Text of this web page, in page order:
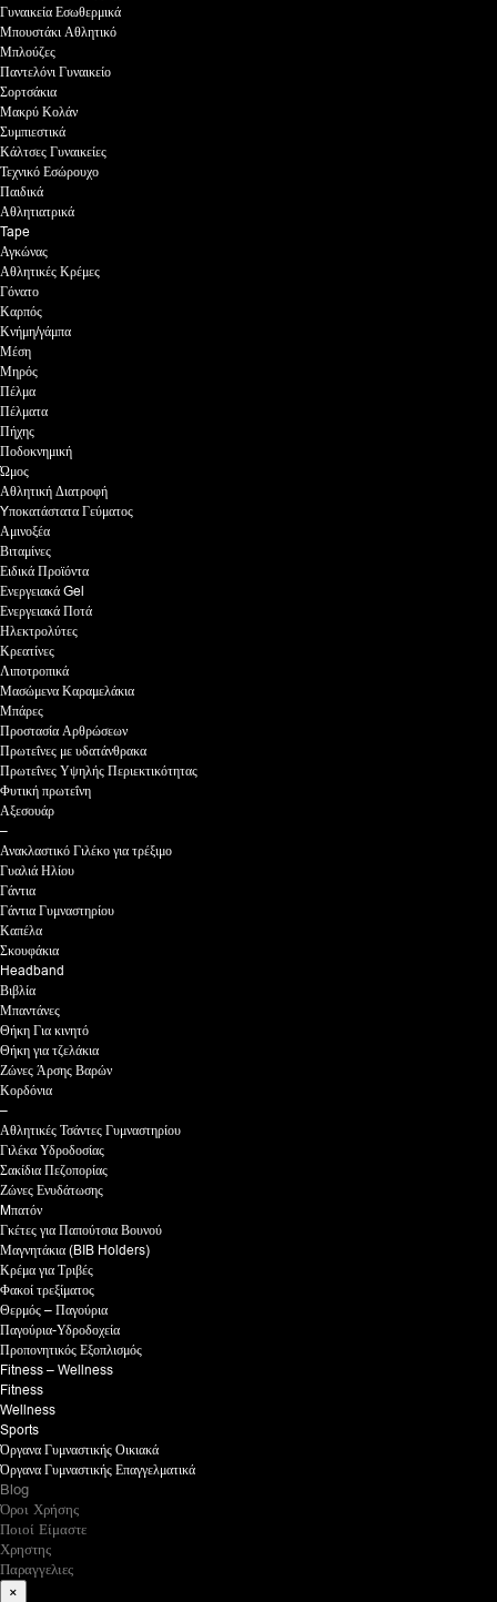
Γυναικεία Εσωθερμικά
Μπουστάκι Αθλητικό
Μπλούζες
Παντελόνι Γυναικείο
Σορτσάκια
Μακρύ Κολάν
Συμπιεστικά
Κάλτσες Γυναικείες
Τεχνικό Εσώρουχο
Παιδικά
Αθλητιατρικά
Tape
Αγκώνας
Αθλητικές Κρέμες
Γόνατο
Καρπός
Κνήμη/γάμπα
Μέση
Μηρός
Πέλμα
Πέλματα
Πήχης
Ποδοκνημική
Ώμος
Αθλητική Διατροφή
Yποκατάστατα Γεύματος
Αμινοξέα
Βιταμίνες
Ειδικά Προϊόντα
Ενεργειακά Gel
Ενεργειακά Ποτά
Ηλεκτρολύτες
Κρεατίνες
Λιποτροπικά
Μασώμενα Καραμελάκια
Μπάρες
Προστασία Αρθρώσεων
Πρωτεΐνες με υδατάνθρακα
Πρωτεΐνες Υψηλής Περιεκτικότητας
Φυτική πρωτεΐνη
Αξεσουάρ
–
Ανακλαστικό Γιλέκο για τρέξιμο
Γυαλιά Ηλίου
Γάντια
Γάντια Γυμναστηρίου
Καπέλα
Σκουφάκια
Headband
Βιβλία
Μπαντάνες
Θήκη Για κινητό
Θήκη για τζελάκια
Ζώνες Άρσης Βαρών
Κορδόνια
–
Αθλητικές Τσάντες Γυμναστηρίου
Γιλέκα Υδροδοσίας
Σακίδια Πεζοπορίας
Ζώνες Ενυδάτωσης
Mπατόν
Γκέτες για Παπούτσια Βουνού
Μαγνητάκια (BIB Holders)
Κρέμα για Τριβές
Φακοί τρεξίματος
Θερμός – Παγούρια
Παγούρια-Υδροδοχεία
Προπονητικός Εξοπλισμός
Fitness – Wellness
Fitness
Wellness
Sports
Όργανα Γυμναστικής Οικιακά
Όργανα Γυμναστικής Επαγγελματικά
Blog
Όροι Χρήσης
Ποιοί Είμαστε
Χρηστης
Παραγγελιες
×